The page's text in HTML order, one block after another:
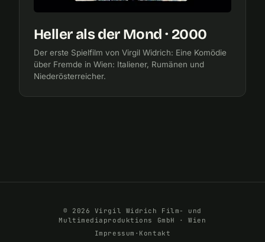
Heller als der Mond · 2000
Der erste Spielfilm von Virgil Widrich: Eine Komödie
über Fremde in Wien: Italiener, Rumänen und
Niederösterreicher.
© 2026 Virgil Widrich Film- und
Multimediaproduktions GmbH · Wien
Impressum · Kontakt